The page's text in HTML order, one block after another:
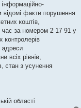
факти порушення
коштів,
час за номером 2 17 91 у
контролерів
адреси
всіх рівнів,
стан з усунення
області